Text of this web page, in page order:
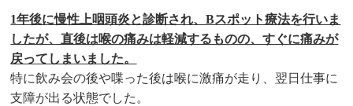
1年後に慢性上咽頭炎と診断され、Bスポット療法を行いま
したが、直後は喉の痛みは軽減するものの、すぐに痛みが
戻ってしまいました。
特に飲み会の後や喋った後は喉に激痛が走り、翌日仕事に
支障が出る状態でした。